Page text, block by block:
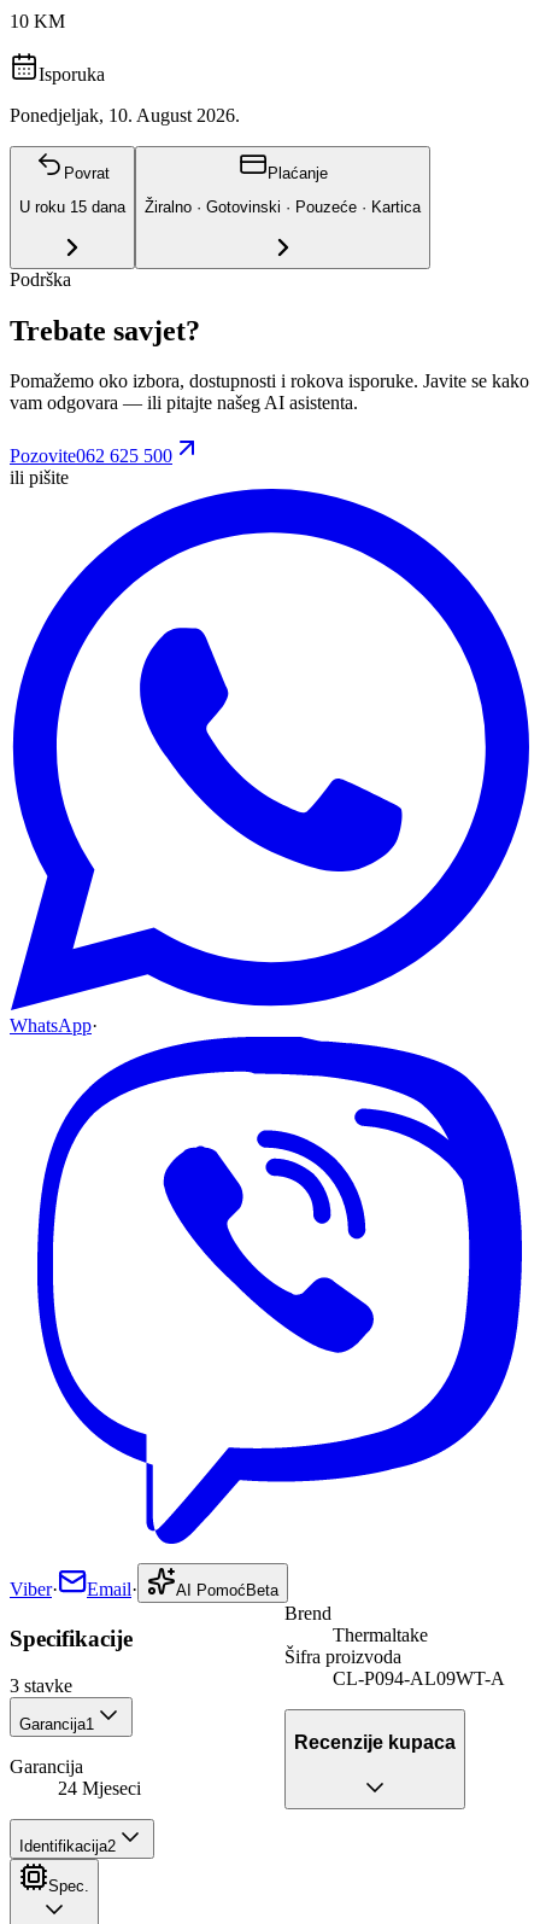
10 KM
Isporuka
Ponedjeljak, 10. August 2026.
Povrat
U roku 15 dana
Plaćanje
Žiralno · Gotovinski · Pouzeće · Kartica
Podrška
Trebate savjet?
Pomažemo oko izbora, dostupnosti i rokova isporuke. Javite se kako
vam odgovara — ili pitajte našeg AI asistenta.
Pozovite062 625 500
ili pišite
WhatsApp·
Viber· Email· AI Pomoć Beta
Specifikacije
3 stavke
Garancija1
Garancija
24 Mjeseci
Identifikacija2
Brend
Thermaltake
Šifra proizvoda
CL-P094-AL09WT-A
Recenzije kupaca
Spec.